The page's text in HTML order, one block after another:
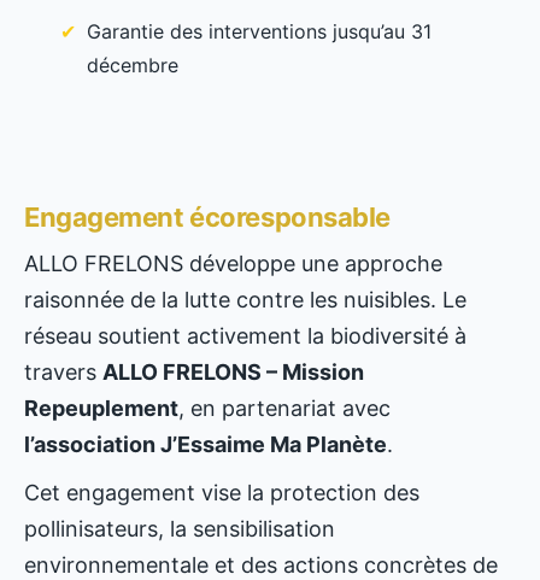
Garantie des interventions jusqu’au 31
décembre
Engagement écoresponsable
ALLO FRELONS développe une approche
raisonnée de la lutte contre les nuisibles. Le
réseau soutient activement la biodiversité à
travers ALLO FRELONS – Mission
Repeuplement, en partenariat avec
l’association J’Essaime Ma Planète.
Cet engagement vise la protection des
pollinisateurs, la sensibilisation
environnementale et des actions concrètes de